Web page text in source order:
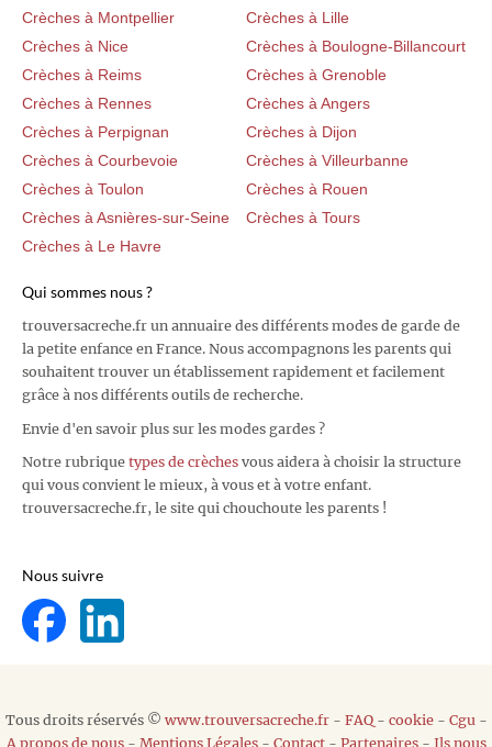
Crèches à Montpellier
Crèches à Lille
Crèches à Nice
Crèches à Boulogne-Billancourt
Crèches à Reims
Crèches à Grenoble
Crèches à Rennes
Crèches à Angers
Crèches à Perpignan
Crèches à Dijon
Crèches à Courbevoie
Crèches à Villeurbanne
Crèches à Toulon
Crèches à Rouen
Crèches à Asnières-sur-Seine
Crèches à Tours
Crèches à Le Havre
Qui sommes nous ?
trouversacreche.fr un annuaire des différents modes de garde de
la petite enfance en France. Nous accompagnons les parents qui
souhaitent trouver un établissement rapidement et facilement
grâce à nos différents outils de recherche.
Envie d'en savoir plus sur les modes gardes ?
Notre rubrique types de crèches vous aidera à choisir la structure
qui vous convient le mieux, à vous et à votre enfant.
trouversacreche.fr, le site qui chouchoute les parents !
Nous suivre
Tous droits réservés © www.trouversacreche.fr- FAQ- cookie- Cgu -
A propos de nous- Mentions Légales- Contact- Partenaires- Ils nous